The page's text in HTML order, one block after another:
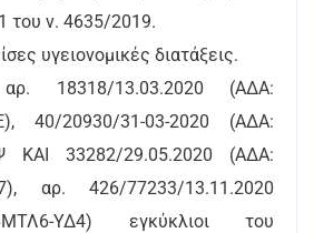
του ν. 4635/2019.
υγειονομικές διατάξεις.
18318/13.03.2020 (ΑΔΑ:
40/20930/31-03-2020 (ΑΔΑ:
ΚΑΙ 33282/29.05.2020 (ΑΔΑ:
αρ. 426/77233/13.11.2020
ΥΔ4) εγκύκλιοι του